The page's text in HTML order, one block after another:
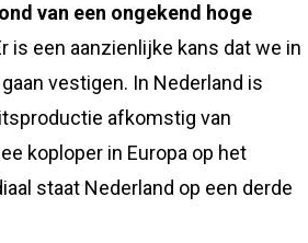
van een ongekend hoge
is een aanzienlijke kans dat we in
vestigen. In Nederland is
afkomstig van
koploper in Europa op het
staat Nederland op een derde